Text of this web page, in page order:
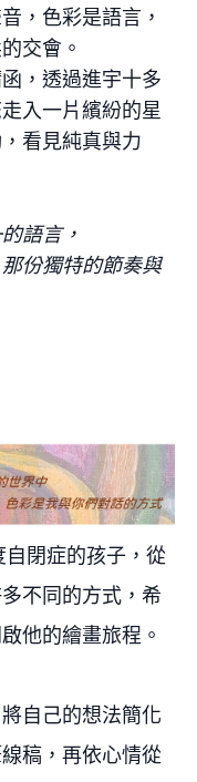
，色彩是語言，
交會。
，透過進宇十多
入一片繽紛的星
看見純真與力
語言，
份獨特的節奏與
閉症的孩子，從
不同的方式，希
他的繪畫旅程。
自己的想法簡化
稿，再依心情從